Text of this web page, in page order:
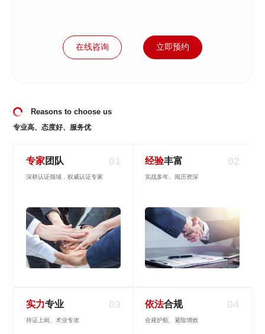
在线咨询 立即预约
Reasons to choose us
专业高、态度好、服务优
专家团队 01
深耕认证领域，权威认证专家
经验丰富 02
实战多年、阅历资深
实力专业 03
持证上岗、术业专攻
依法合规 04
合规护航、避险增效